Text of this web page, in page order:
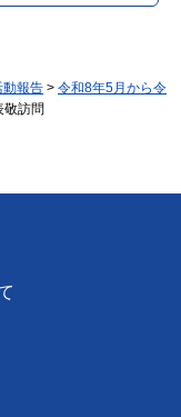
動報告 > 令和8年5月から令
敬訪問